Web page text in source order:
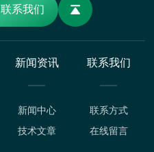
联系我们
新闻资讯
新闻中心
技术文章
联系我们
联系方式
在线留言